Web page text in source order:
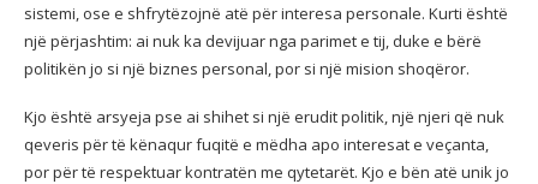
sistemi, ose e shfrytëzojnë atë për interesa personale. Kurti është
një përjashtim: ai nuk ka devijuar nga parimet e tij, duke e bërë
politikën jo si një biznes personal, por si një mision shoqëror.
Kjo është arsyeja pse ai shihet si një erudit politik, një njeri që nuk
qeveris për të kënaqur fuqitë e mëdha apo interesat e veçanta,
por për të respektuar kontratën me qytetarët. Kjo e bën atë unik jo